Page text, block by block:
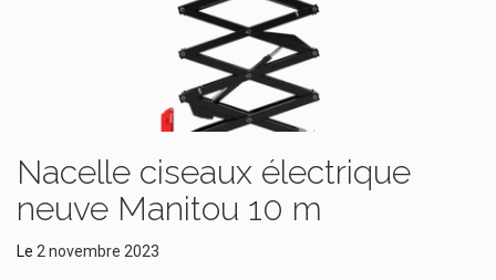
Nacelle ciseaux électrique
neuve Manitou 10 m
Le 2 novembre 2023